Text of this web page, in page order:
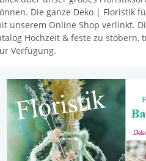
Die ganze Deko | Floristik
unserem Online Shop verlinkt.
Hochzeit & feste zu stöbern,
Verfügung.